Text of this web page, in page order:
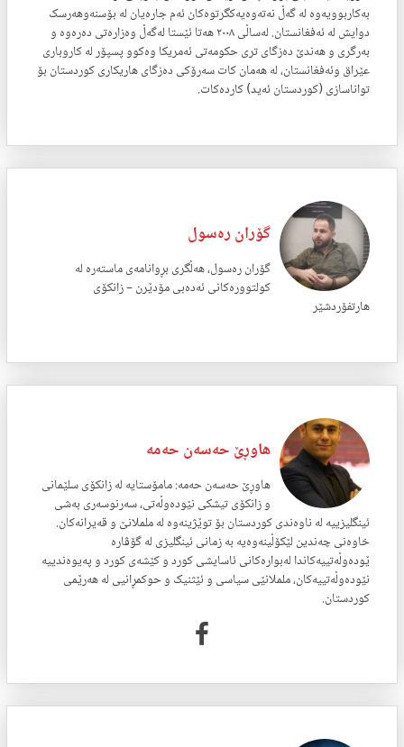
به‌کاربوویه‌وه‌ له‌ گه‌ڵ نه‌ته‌وه‌یه‌کگرتوه‌کان ئه‌م جاره‌یان له‌ بۆسنه‌وهه‌رسک
دوایش له‌ ئه‌فغانستان. له‌ساڵی ٢٠٠٨ هه‌تا ئێستا له‌گه‌ڵ وه‌زاره‌تی ده‌ره‌وه‌ و
به‌رگری و هه‌ندێ ده‌زگای تری ‌‌‌حکومه‌تی ئه‌مریکا وه‌کوو پسپۆر له‌ کاروباری
عێراق وئه‌فغانستان، له‌ هه‌مان کات سەرۆکی دەزگای هاریکاری کوردستان بۆ
تواناسازی (کوردستان ئەید) کاردەکات.
گۆران رەسول
گۆران رەسول، هەڵگری بڕوانامەی ماستەرە لە
کولتوورەکانی ئەدەبی مۆدێرن – زانکۆی
هارتفۆردشێر
هاوڕێ حەسەن حەمە
هاوڕێ حه‌سه‌ن حه‌مه‌: مامۆستایه‌ له ‌زانكۆى سلێمانى
و زانكۆى تیشكى نێوده‌وڵه‌تى، سه‌رنوسه‌رى به‌شی
ئینگلیزییه‌ له‌ ناوه‌ندى كوردستان بۆ توێژینه‌وه‌ له‌ ململانێ و قه‌یرانه‌كان.
خاوه‌نى چه‌ندین لێكۆڵینه‌وه‌یە به‌ زمانى ئینگلیزى لە گۆڤارە
ێودەوڵەتییەکاندا له‌بواره‌كانى ئاسایشی كورد و كێشه‌ى كورد و په‌یوه‌ندییه‌
نێوده‌وڵه‌تییه‌كان، ململانێی سیاسی و ئێثنیک و حوكمڕانیی له‌ هه‌رێمى
كوردستان.